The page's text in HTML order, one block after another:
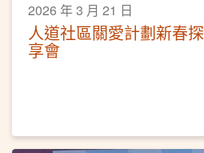
2026 年 3 月 21 日
人道社區關愛計劃新春
享會